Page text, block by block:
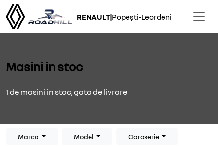
RENAULT|Popești-Leordeni
Masini in stoc
1 de masini in stoc, gata de livrare
Marca Model Caroserie